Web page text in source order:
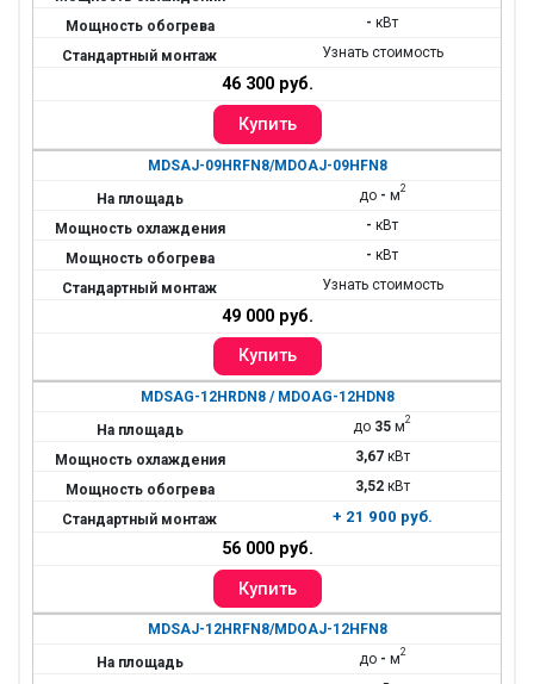
- кВт
Узнать стоимость
46 300 руб.
MDSAJ-09HRFN8/MDOAJ-09HFN8
до - м2
- кВт
- кВт
Узнать стоимость
49 000 руб.
MDSAG-12HRDN8 / MDOAG-12HDN8
до 35 м2
3,67кВт
3,52кВт
+ 21 900 руб.
56 000 руб.
MDSAJ-12HRFN8/MDOAJ-12HFN8
до - м2